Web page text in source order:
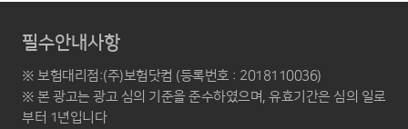
필수안내사항
※ 보험대리점:(주)보험닷컴 (등록번호 : 2018110036)
※ 본 광고는 광고 심의 기준을 준수하였으며, 유효기간은 심의 일로
부터 1년입니다